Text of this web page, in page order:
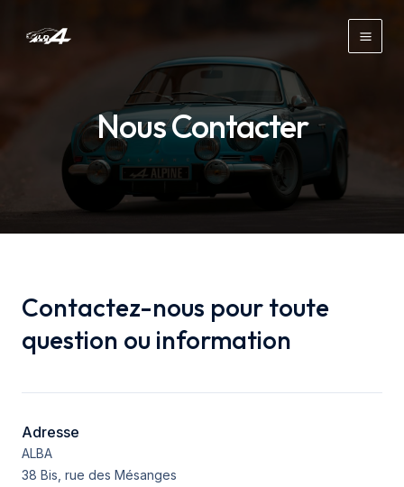
Main
Nous Contacter
Contactez-nous pour toute
question ou information
Adresse
ALBA
38 Bis, rue des Mésanges